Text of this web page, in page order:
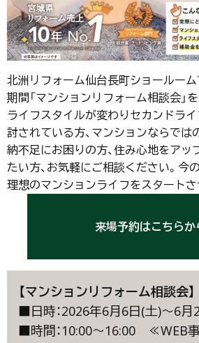
北洲リフォーム仙台長町ショールー
期間「マンションリフォーム相談会」
ライフスタイルが変わりセカンドラ
討されている方、マンションならでは
納不足にお困りの方、住み心地をアッ
たい方、お気軽にご相談ください。今
理想のマンションライフをスタートさ
来場予約はこちらか
【マンションリフォーム相談会】
■日時：2026年6月6日(土)～6月
■時間：10:00～16:00 ≪WEB